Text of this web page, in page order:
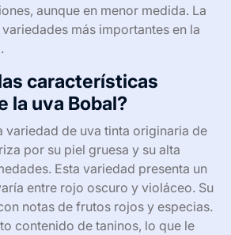
aunque en menor medida. La
más importantes en la
características
la uva Bobal?
variedad de uva tinta originaria de
por su piel gruesa y su alta
Esta variedad presenta un
entre rojo oscuro y violáceo. Su
notas de frutos rojos y especias.
contenido de taninos, lo que le